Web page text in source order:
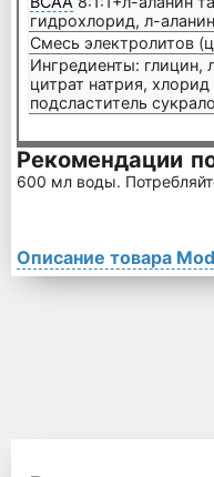
гидрохлорид, л-
Смесь электролитов
Ингредиенты: глицин,
цитрат натрия,
подсластитель
Рекомендации
600 мл воды.
Описание товара